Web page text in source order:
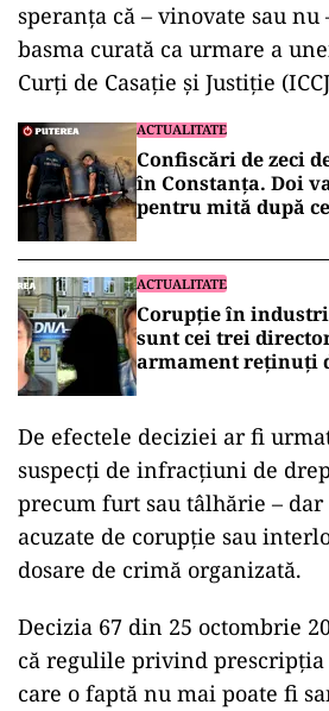
speranța că – vinovate sau nu
basma curată ca urmare a
Curți de Casație și Justiție
ACTUALITATE
Confiscări de zeci
în Constanța. Doi
pentru mită după
ACTUALITATE
Corupție în
sunt cei trei
armament reținuți
De efectele deciziei ar fi
suspecți de infracțiuni de
precum furt sau tâlhărie – dar
acuzate de corupție sau
dosare de crimă organizată.
Decizia 67 din 25 octombrie
că regulile privind prescripția
care o faptă nu mai poate fi